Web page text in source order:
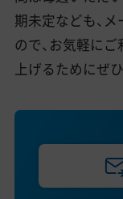
期未定なども、
ので、お気軽に
上げるためにぜ